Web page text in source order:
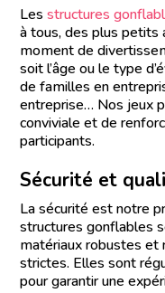
Lesstructures
à tous, des plus petits
moment de
soit l’âge ou le type
de familles en
entreprise… Nos jeux
conviviale et de
participants.
Sécurité et
La sécurité est notre
structures gonflables
matériaux robustes
strictes. Elles sont
pour garantir une